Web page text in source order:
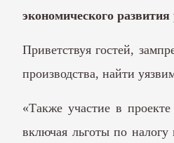
экономического
Приветствуя гостей,
производства, найти
«Также участие в
включая льготы по